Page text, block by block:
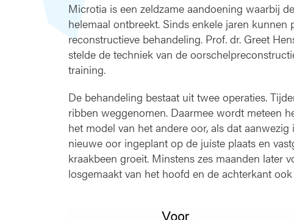
a
a
k
b
n
Microtia is een zeldzame aandoening waarbij
helemaal ontbreekt. Sinds enkele jaren
reconstructieve behandeling. Prof. dr. Greet
stelde de techniek van de
training.
De behandeling bestaat uit twee operaties.
ribben weggenomen. Daarmee wordt meteen
het model van het andere oor, als dat
nieuwe oor ingeplant op de juiste plaats en
kraakbeen groeit. Minstens zes maanden later
losgemaakt van het hoofd en de achterkant